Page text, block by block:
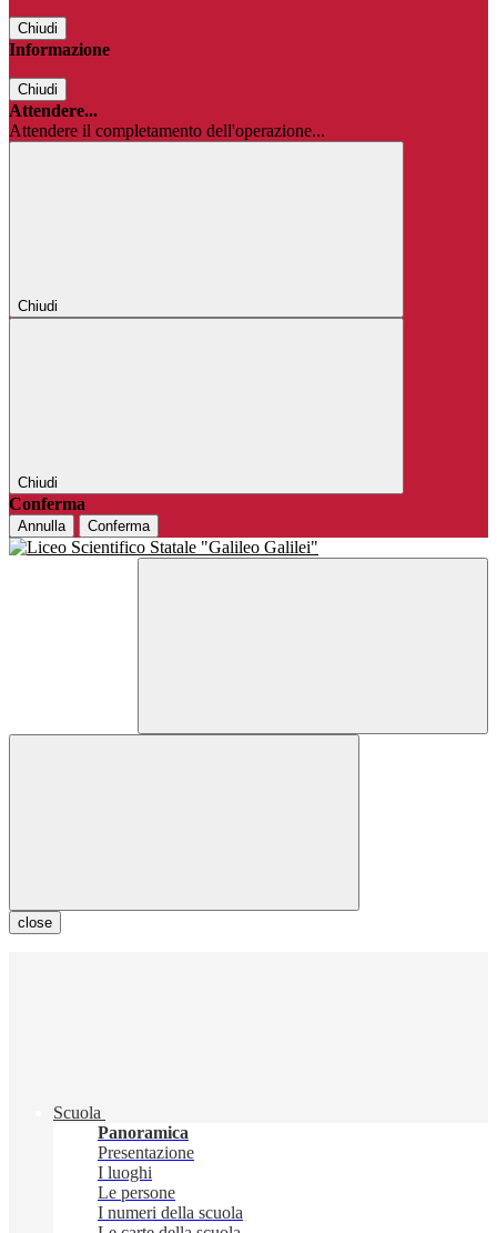
Chiudi
Informazione
Chiudi
Attendere...
Attendere il completamento dell'operazione...
Chiudi
Chiudi
Conferma
Annulla Conferma
close
Scuola
Panoramica
Presentazione
I luoghi
Le persone
I numeri della scuola